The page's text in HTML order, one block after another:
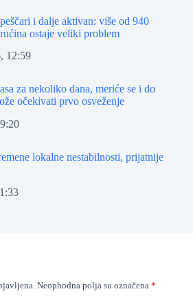
i dalje aktivan: više od 940
ostaje veliki problem
12:59
za nekoliko dana, meriće se i do
očekivati prvo osveženje
lokalne nestabilnosti, prijatnije
Neophodna polja su označena *